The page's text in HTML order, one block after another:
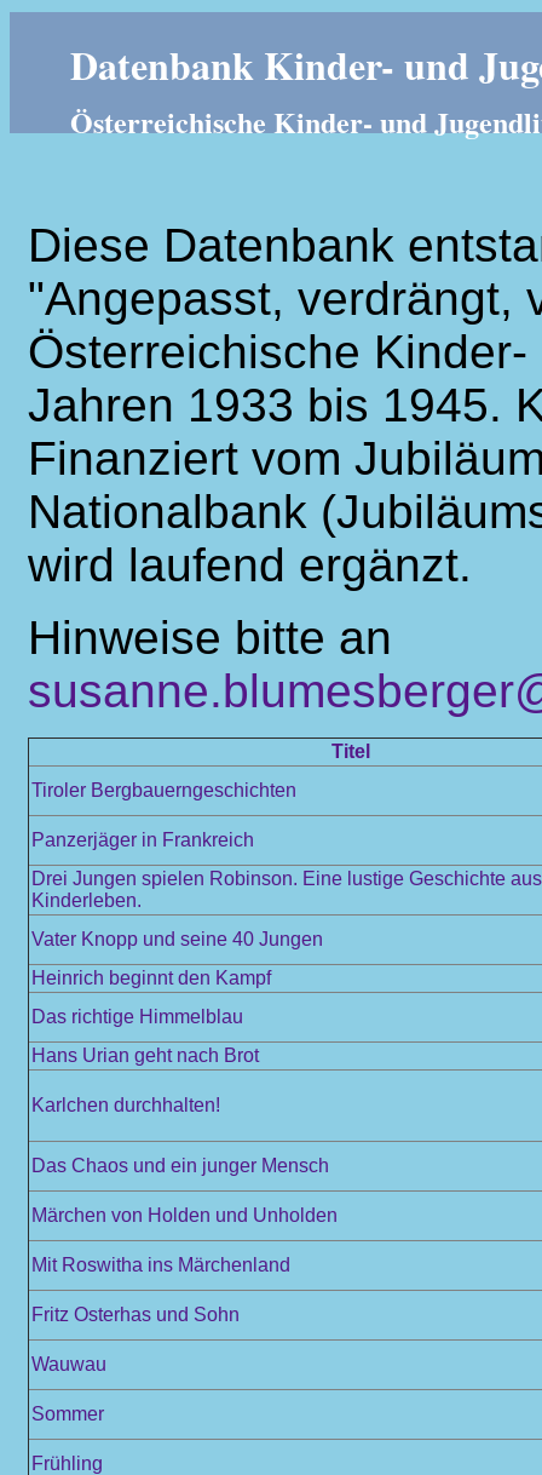
Datenbank Kinder- und
Österreichische Kinder- und
Diese Datenbank
"Angepasst, verdrängt,
Österreichische
Jahren 1933 bis 1945.
Finanziert vom
Nationalbank
wird laufend ergänzt.
Hinweise bitte an
Titel
Tiroler Bergbauerngeschichten
Panzerjäger in Frankreich
Drei Jungen spielen Robinson. Eine lustige Geschichte
Kinderleben.
Vater Knopp und seine 40 Jungen
Heinrich beginnt den Kampf
Das richtige Himmelblau
Hans Urian geht nach Brot
Karlchen durchhalten!
Das Chaos und ein junger Mensch
Märchen von Holden und Unholden
Mit Roswitha ins Märchenland
Fritz Osterhas und Sohn
Wauwau
Sommer
Frühling